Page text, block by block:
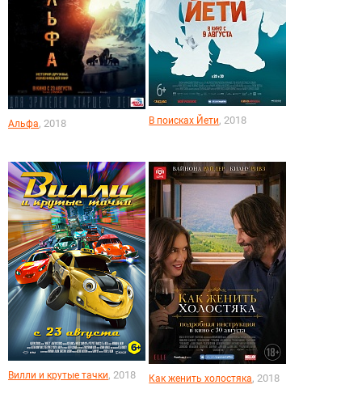
Альфа, 2018 В поисках Йети, 2018
Вилли и крутые тачки, 2018 Как женить холостяка, 2018